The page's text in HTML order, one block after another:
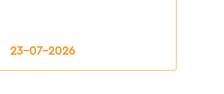
23-07-2026